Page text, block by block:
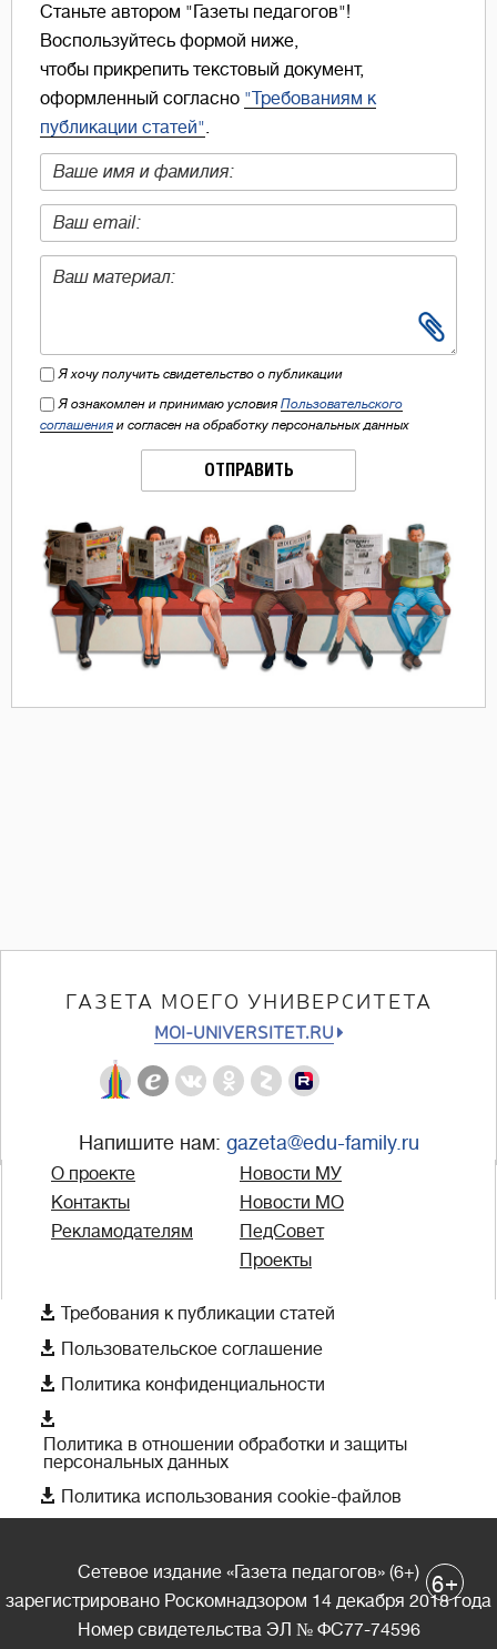
Станьте автором "Газеты педагогов"!
Воспользуйтесь формой ниже,
чтобы прикрепить текстовый документ,
оформленный согласно "Требованиям к
публикации статей".
Я хочу получить свидетельство о публикации
Я ознакомлен и принимаю условия Пользовательского
соглашения и согласен на обработку персональных данных
ОТПРАВИТЬ
ГАЗЕТА МОЕГО УНИВЕРСИТЕТА
MOI-UNIVERSITET.RU
Напишите нам: gazeta@edu-family.ru
О проекте
Контакты
Рекламодателям
Новости МУ
Новости МО
ПедСовет
Проекты
 Требования к публикации статей
 Пользовательское соглашение
 Политика конфиденциальности

Политика в отношении обработки и защиты
персональных данных
 Политика использования cookie-файлов
Сетевое издание «Газета педагогов» (6+)
зарегистрировано Роскомнадзором 14 декабря 2018 года
Номер свидетельства ЭЛ № ФС77-74596
6+